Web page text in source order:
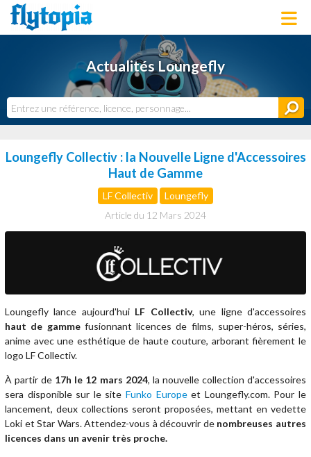
LOUNGEFLY
LICENCES
NOUVEAUTÉS
BONS PLANS
DERNIERS AJOUTS
Actualités Loungefly
Loungefly Collectiv : la Nouvelle Ligne d'Accessoires
Haut de Gamme
LF Collectiv
Loungefly
Article du 12 Mars 2024
Loungefly lance aujourd'huiLF Collectiv, une ligne d'accessoires
haut de gamme fusionnant licences de films, super-héros, séries,
anime avec une esthétique de haute couture, arborant fièrement le
logo LF Collectiv.
À partir de 17h le 12 mars 2024, la nouvelle collection d'accessoires
sera disponible sur le site Funko Europeet Loungefly.com. Pour le
lancement, deux collections seront proposées, mettant en vedette
Loki et Star Wars. Attendez-vous à découvrir de nombreuses autres
licences dans un avenir très proche.